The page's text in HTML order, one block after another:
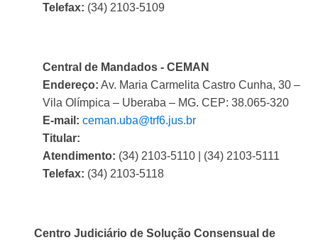
Telefax: (34) 2103-5109
Central de Mandados - CEMAN
Endereço: Av. Maria Carmelita Castro Cunha, 30 –
Vila Olímpica – Uberaba – MG. CEP: 38.065-320
E-mail: ceman.uba@trf6.jus.br
Titular:
Atendimento: (34) 2103-5110 | (34) 2103-5111
Telefax: (34) 2103-5118
Centro Judiciário de Solução Consensual de